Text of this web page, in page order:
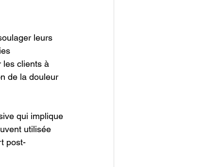
leurs
les clients à
de la douleur
qui implique
utilisée
post-